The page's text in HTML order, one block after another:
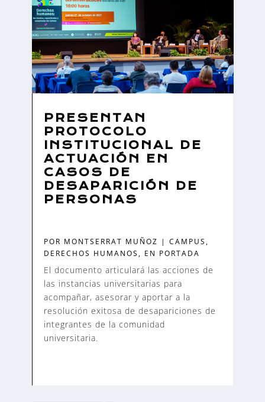
PRESENTAN
PROTOCOLO
INSTITUCIONAL DE
ACTUACIÓN EN
CASOS DE
DESAPARICIÓN DE
PERSONAS
POR MONTSERRAT MUÑOZ | CAMPUS ,
DERECHOS HUMANOS , EN PORTADA
El documento articulará las acciones de
las instancias universitarias para
acompañar, asesorar y aportar a la
resolución exitosa de desapariciones de
integrantes de la comunidad
universitaria.